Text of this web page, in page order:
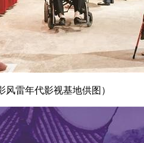
雷年代影视基地供图）